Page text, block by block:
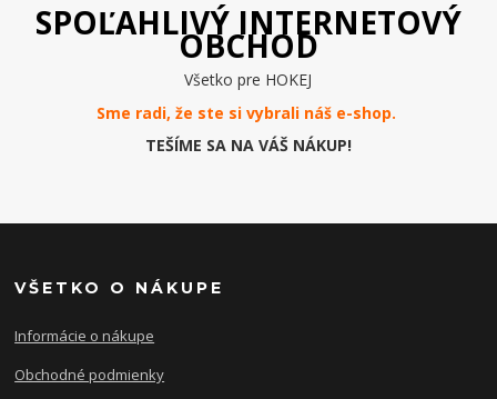
SPOĽAHLIVÝ INTERNETOVÝ
OBCHOD
Všetko pre HOKEJ
Sme radi, že ste si vybrali náš e-shop.
TEŠÍME SA NA VÁŠ NÁKUP!
VŠETKO O NÁKUPE
Informácie o nákupe
Obchodné podmienky